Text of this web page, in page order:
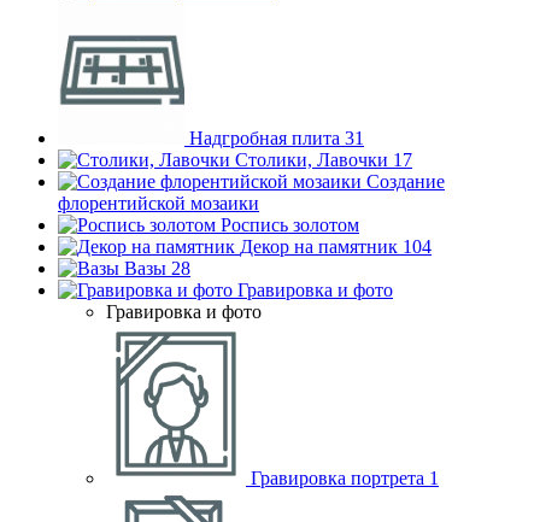
Надгробная плита 31
Столики, Лавочки 17
Создание
флорентийской мозаики
Роспись золотом
Декор на памятник 104
Вазы 28
Гравировка и фото
Гравировка и фото
Гравировка портрета 1